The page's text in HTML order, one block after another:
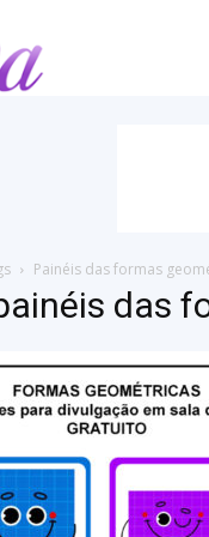
Painéis das formas
das